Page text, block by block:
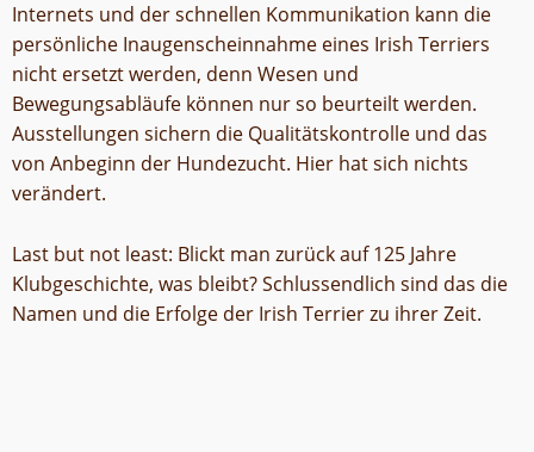
Internets und der schnellen Kommunikation kann die
persönliche Inaugenscheinnahme eines Irish Terriers
nicht ersetzt werden, denn Wesen und
Bewegungsabläufe können nur so beurteilt werden.
Ausstellungen sichern die Qualitätskontrolle und das
von Anbeginn der Hundezucht. Hier hat sich nichts
verändert.
Last but not least: Blickt man zurück auf 125 Jahre
Klubgeschichte, was bleibt? Schlussendlich sind das die
Namen und die Erfolge der Irish Terrier zu ihrer Zeit.